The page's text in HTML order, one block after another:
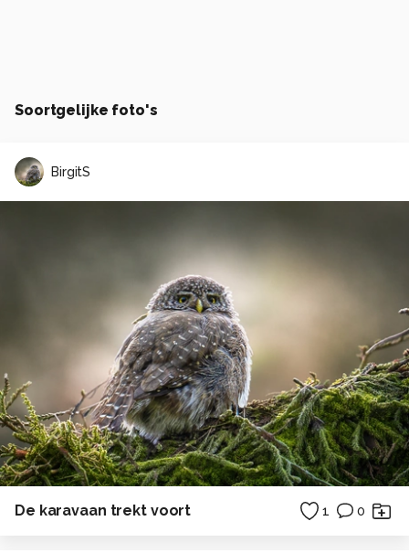
Soortgelijke foto's
BirgitS
De karavaan trekt voort 1 0